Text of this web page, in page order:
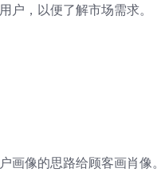
户，以便了解市场需求。
画像的思路给顾客画肖像。